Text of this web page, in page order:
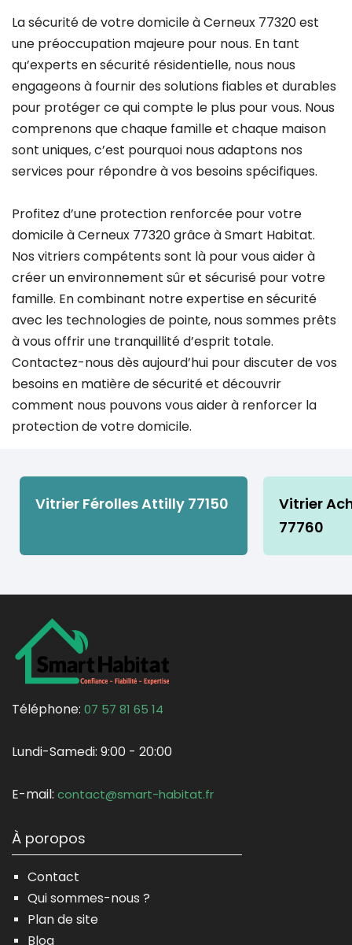
La sécurité de votre domicile à Cerneux 77320 est
une préoccupation majeure pour nous. En tant
qu’experts en sécurité résidentielle, nous nous
engageons à fournir des solutions fiables et durables
pour protéger ce qui compte le plus pour vous. Nous
comprenons que chaque famille et chaque maison
sont uniques, c’est pourquoi nous adaptons nos
services pour répondre à vos besoins spécifiques.
Profitez d’une protection renforcée pour votre
domicile à Cerneux 77320 grâce à Smart Habitat.
Nos vitriers compétents sont là pour vous aider à
créer un environnement sûr et sécurisé pour votre
famille. En combinant notre expertise en sécurité
avec les technologies de pointe, nous sommes prêts
à vous offrir une tranquillité d’esprit totale.
Contactez-nous dès aujourd’hui pour discuter de vos
besoins en matière de sécurité et découvrir
comment nous pouvons vous aider à renforcer la
protection de votre domicile.
Vitrier Férolles Attilly 77150
Vitrier
77760
Téléphone: 07 57 81 65 14
Lundi-Samedi: 9:00 - 20:00
E-mail: contact@smart-habitat.fr
À poropos
Contact
Qui sommes-nous ?
Plan de site
Blog